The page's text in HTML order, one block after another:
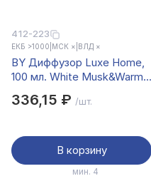
412-223
ЕКБ >1000 МСК × ВЛД ×
BY Диффузор Luxe Home,
100 мл. White Musk&Warm
Rose,Dark Amber
336,15 ₽ /шт.
В корзину
мин. 4